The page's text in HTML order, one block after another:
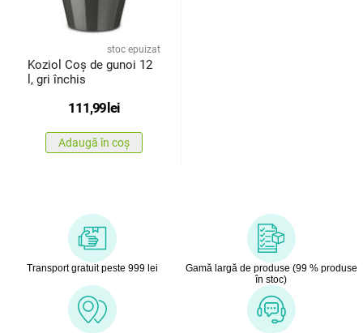
stoc epuizat
Koziol Coș de gunoi 12
l, gri închis
111,99lei
Adaugă în coș
Transport gratuit peste 999 lei
Gamă largă de produse (99 % produse
în stoc)